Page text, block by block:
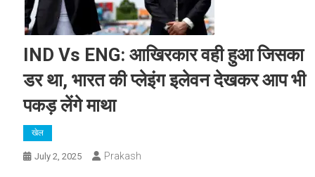
IND Vs ENG: आखिरकार वही हुआ जिसका
डर था, भारत की प्लेइंग इलेवन देखकर आप भी
पकड़ लेंगे माथा
खेल
July 2, 2025 Prakash